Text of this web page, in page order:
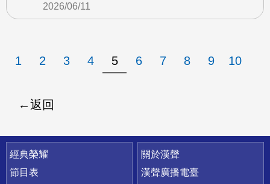
2026/06/11
1 2 3 4 5 6 7 8 9 10
返回
快速連結
經典榮耀
節目表
關於漢聲
漢聲廣播電臺